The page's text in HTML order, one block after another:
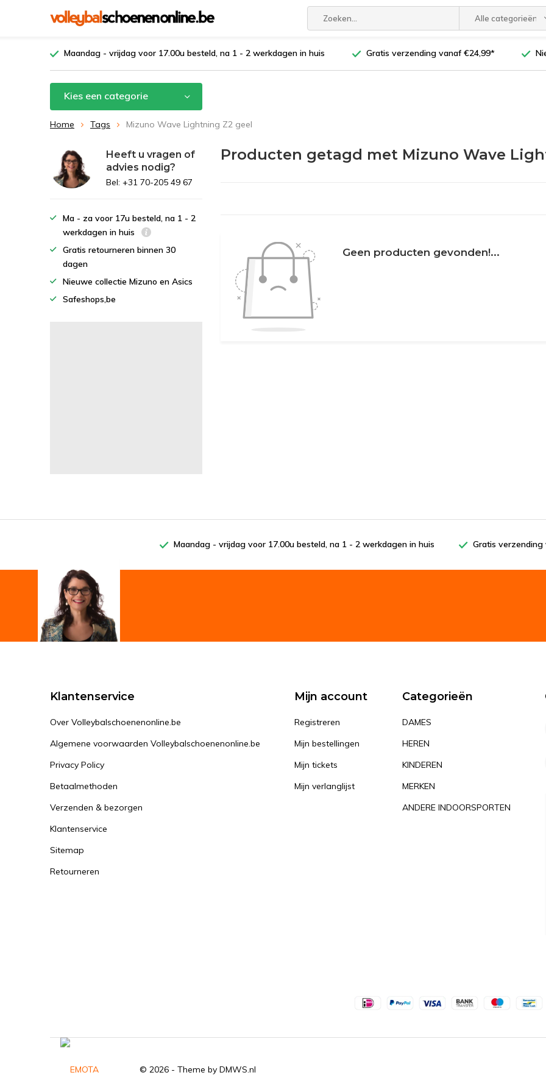
Alle categorieën
Maandag - vrijdag voor 17.00u besteld, na 1 - 2 werkdagen in huis Gratis verzending vanaf €24,99*
Kies een categorie
Home Tags Mizuno Wave Lightning Z2 geel
Producten getagd met Mizuno Wave
Geen producten gevonden!...
Heeft u vragen of
advies nodig?
Bel: +31 70-205 49 67
Ma - za voor 17u besteld, na 1 - 2
werkdagen in huis
Gratis retourneren binnen 30
dagen
Nieuwe collectie Mizuno en Asics
Safeshops,be
Maandag - vrijdag voor 17.00u besteld, na 1 - 2 werkdagen in huis Gratis
Klantenservice
Over Volleybalschoenenonline.be
Algemene voorwaarden Volleybalschoenenonline.be
Privacy Policy
Betaalmethoden
Verzenden & bezorgen
Klantenservice
Sitemap
Retourneren
Mijn account
Registreren
Mijn bestellingen
Mijn tickets
Mijn verlanglijst
Categorieën
DAMES
HEREN
KINDEREN
MERKEN
ANDERE INDOORSPORTEN
© 2026 - Theme by DMWS.nl